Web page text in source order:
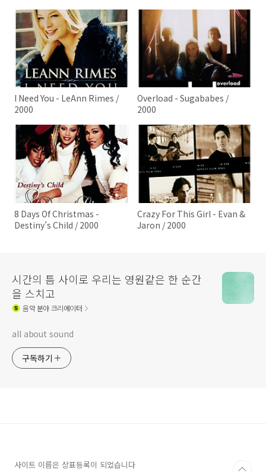
I Need You - LeAnn Rimes /
2000
Overload - Sugababes /
2000
8 Days Of Christmas -
Destiny’s Child / 2000
Crazy For This Girl - Evan &
Jaron / 2000
시간의 틈 사이로 우리는 영원같은 한 순간
을 스치고
음악분야 크리에이터
all about sound
구독하기
사이트 이름은 상표등록이 되었습니다